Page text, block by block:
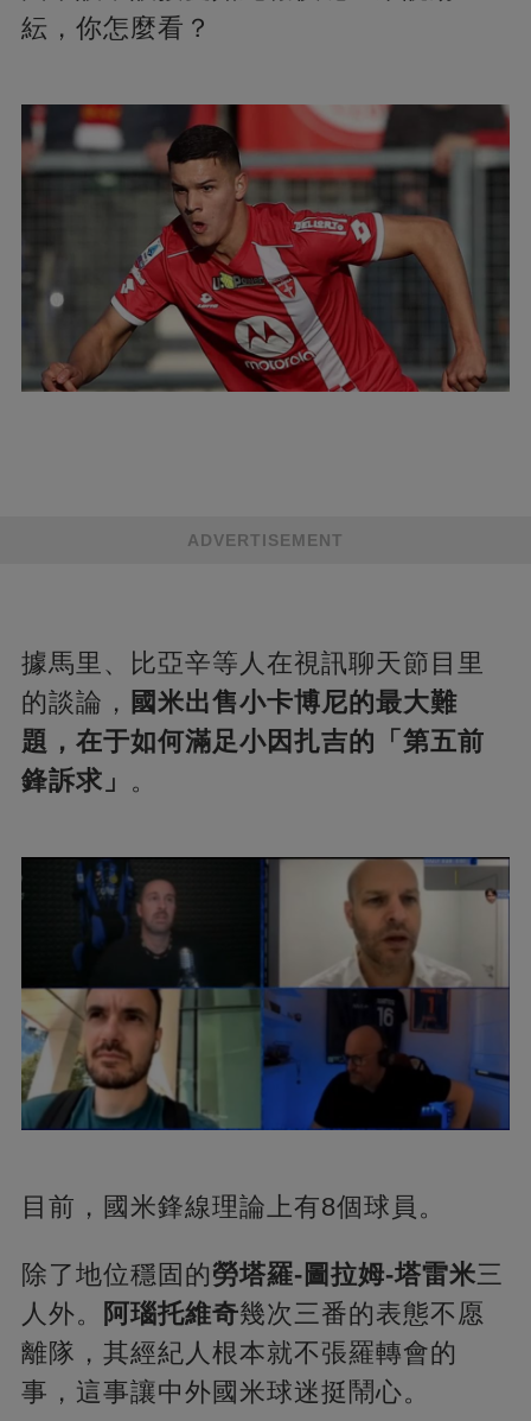
紜，你怎麼看？
ADVERTISEMENT
據馬里、比亞辛等人在視訊聊天節目里
的談論， 國米出售小卡博尼的最大難
題，在于如何滿足小因扎吉的「第五前
鋒訴求」 。
目前，國米鋒線理論上有8個球員。
除了地位穩固的勞塔羅-圖拉姆-塔雷米三
人外。
阿瑙托維奇幾次三番的表態不愿
離隊，其經紀人根本就不張羅轉會的
事，這事讓中外國米球迷挺鬧心。